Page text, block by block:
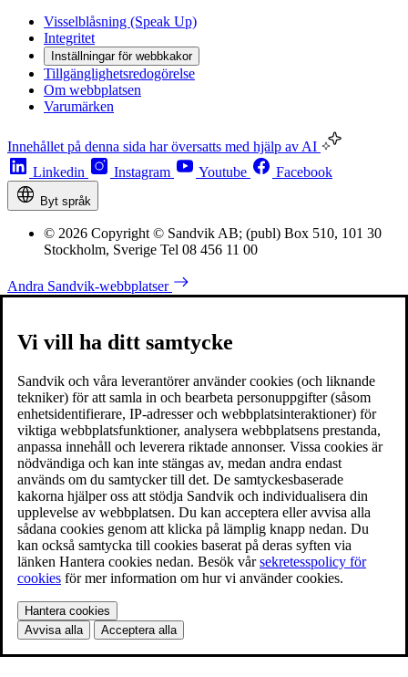
Visselblåsning (Speak Up)
Integritet
Inställningar för webbkakor
Tillgänglighetsredogörelse
Om webbplatsen
Varumärken
Innehållet på denna sida har översatts med hjälp av AI
Linkedin
Instagram Youtube Facebook
Byt språk
© 2026 Copyright © Sandvik AB; (publ) Box 510, 101 30
Stockholm, Sverige Tel 08 456 11 00
Andra Sandvik-webbplatser
Vi vill ha ditt samtycke
Sandvik och våra leverantörer använder cookies (och liknande
tekniker) för att samla in och bearbeta personuppgifter (såsom
enhetsidentifierare, IP-adresser och webbplatsinteraktioner) för
viktiga webbplatsfunktioner, analysera webbplatsens prestanda,
anpassa innehåll och leverera riktade annonser. Vissa cookies är
nödvändiga och kan inte stängas av, medan andra endast
används om du samtycker till det. De samtyckesbaserade
kakorna hjälper oss att stödja Sandvik och individualisera din
upplevelse av webbplatsen. Du kan acceptera eller avvisa alla
sådana cookies genom att klicka på lämplig knapp nedan. Du
kan också samtycka till cookies baserat på deras syften via
länken Hantera cookies nedan. Besök vårsekretesspolicy för
cookies för mer information om hur vi använder cookies.
Hantera cookies
Avvisa alla
Acceptera alla